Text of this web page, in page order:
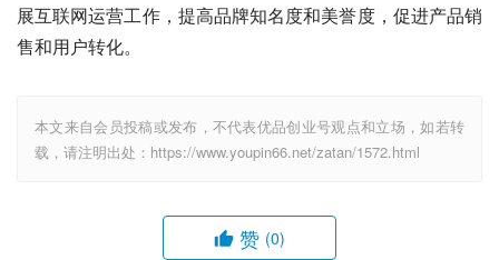
展互联网运营工作，提高品牌知名度和美誉度，促进产品销
售和用户转化。
本文来自会员投稿或发布，不代表优品创业号观点和立场，如若转
载，请注明出处：https://www.youpin66.net/zatan/1572.html
赞 (0)